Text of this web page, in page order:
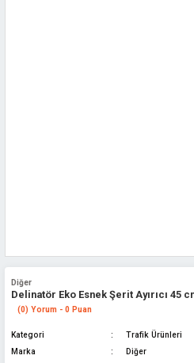
Diğer
Delinatör Eko Esnek Şerit Ayırıcı 45
(0) Yorum - 0 Puan
Kategori
Trafik Ürünleri
Marka
Diğer